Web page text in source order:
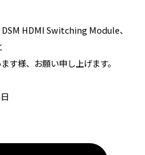
HDMI Switching Module、
す様、お願い申し上げます。